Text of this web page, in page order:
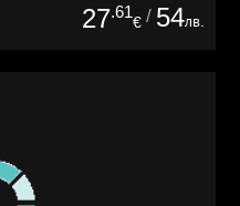
27.61
€ / 54лв.